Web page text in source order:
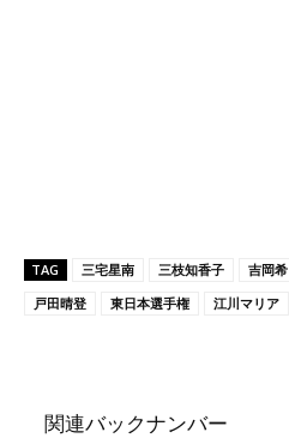
TAG 三宅星南 三枝知香子 吉岡希
戸田晴登
東日本選手権 江川マリア
関連バックナンバー